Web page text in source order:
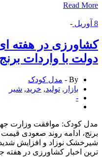
Read
-
در هفته ای
با واردات برنج
By -
مدل کودک
بازار
,تولید ,خرید ,شیر
کودک: موافقت وزارت جهاد
ادامه روند صعودی قیمت
نوزاد و افزایش شدید
اخبار کشاورزی در هفته